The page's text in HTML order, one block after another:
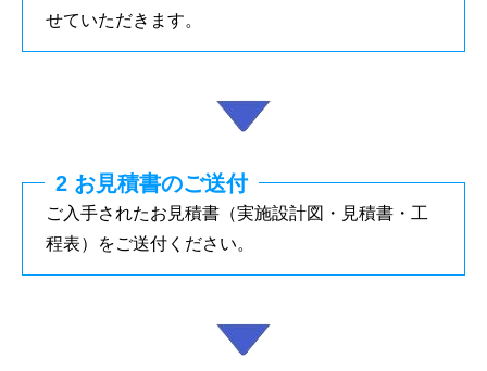
せていただきます。
2 お見積書のご送付
ご入手されたお見積書（実施設計図・見積書・工
程表）をご送付ください。